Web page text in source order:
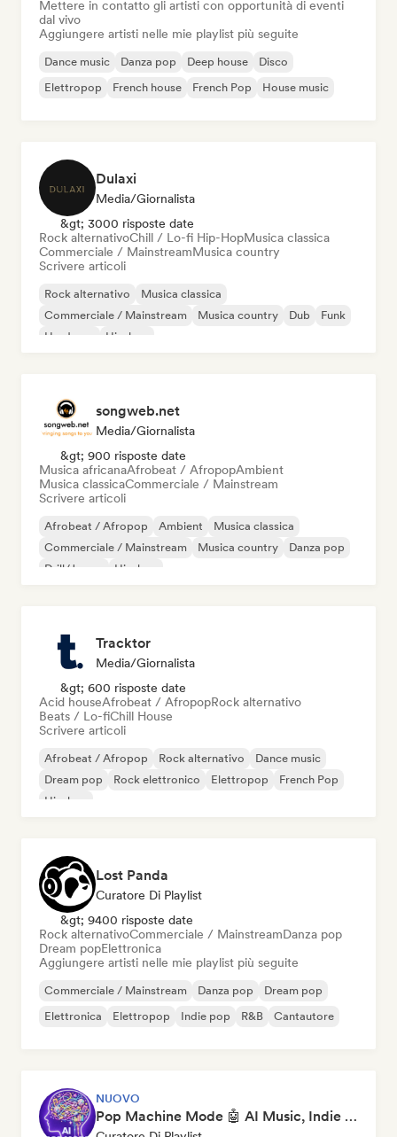
Mettere in contatto gli artisti con opportunità di eventi
dal vivo
Aggiungere artisti nelle mie playlist più seguite
Dance music Danza pop Deep house
Disco
Elettropop
French house French Pop House music
Dulaxi
Media/Giornalista
&gt; 3000 risposte date
Rock alternativoChill / Lo-fi Hip-HopMusica classica
Commerciale / MainstreamMusica country
Scrivere articoli
Rock alternativo
Musica classica
Commerciale / Mainstream
Musica country Dub
Funk
Hardcore
Hip-hop
songweb.net
Media/Giornalista
&gt; 900 risposte date
Musica africanaAfrobeat / AfropopAmbient
Musica classicaCommerciale / Mainstream
Scrivere articoli
Afrobeat / Afropop Ambient
Musica classica
Commerciale / Mainstream
Musica country
Danza pop
Drill/Jersey
Hip-hop
Tracktor
Media/Giornalista
&gt; 600 risposte date
Acid houseAfrobeat / AfropopRock alternativo
Beats / Lo-fiChill House
Scrivere articoli
Afrobeat / Afropop Rock alternativo
Dance music
Dream pop
Rock elettronico Elettropop
French Pop
Hip-hop
Lost Panda
Curatore Di Playlist
&gt; 9400 risposte date
Rock alternativoCommerciale / MainstreamDanza pop
Dream popElettronica
Aggiungere artisti nelle mie playlist più seguite
Commerciale / Mainstream Danza pop
Dream pop
Elettronica
Elettropop Indie pop R&B Cantautore
NUOVO
Pop Machine Mode 🤖 AI Music, Indie Pop & Dream Pop